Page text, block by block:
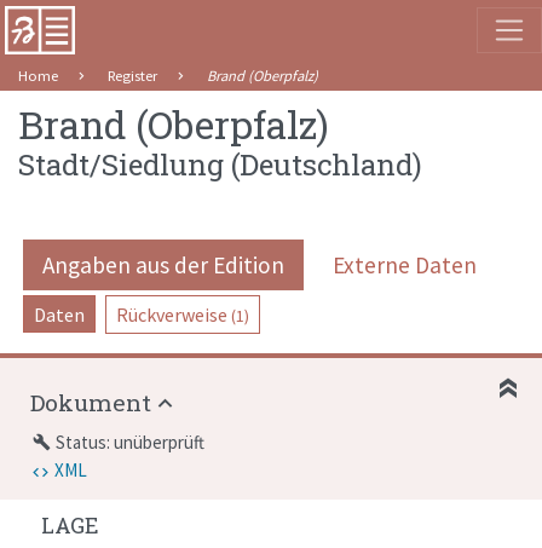
Home Register Brand (Oberpfalz)
Brand (Oberpfalz)
Stadt/Siedlung (Deutschland)
Angaben aus der Edition Externe Daten
Daten Rückverweise (1)
LAGE
Dokument
build Status: unüberprüft
XML